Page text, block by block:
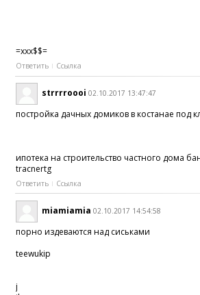
=xxx$$=
Ответить Ссылка
strrrroooi 02.10.2017 13:47:47
постройка дачных домиков в костанае под
ипотека на строительство частного дома
tracnertg
Ответить Ссылка
miamiamia 02.10.2017 14:54:58
порно издеваются над сиськами
teewukip
j